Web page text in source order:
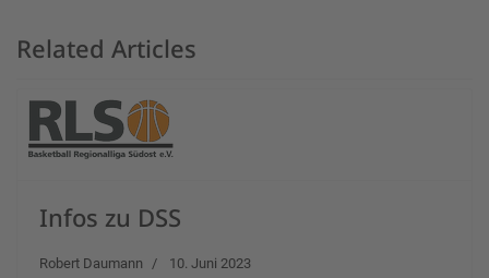
Related Articles
Infos zu DSS
Robert Daumann 10. Juni 2023